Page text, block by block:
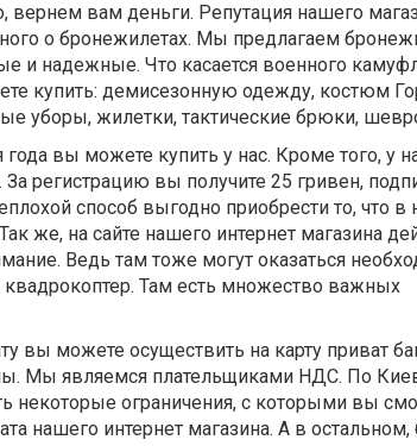
вернем вам деньги. Репутация нашего
о бронежилетах. Мы предлагаем
и надежные. Что касается военного
купить: демисезонную одежду, костюм
уборы, жилетки, тактические брюки,
вы можете купить у нас. Кроме того, у
регистрацию вы получите 25 гривен,
способ выгодно приобрести то, что в
же, на сайте нашего интернет магазина
Ведь там тоже могут оказаться
Там есть множество важных
вы можете осуществить на карту приват
Мы являемся плательщиками НДС. По
некоторые ограничения, с которыми вы
нашего интернет магазина. А в остальном,